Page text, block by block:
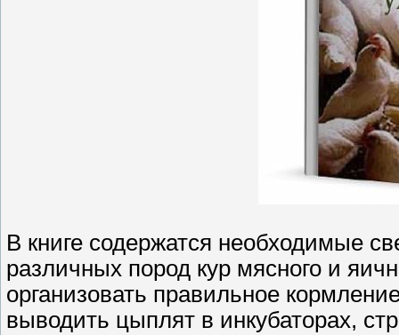
В книге содержатся необходимые
различных пород кур мясного и
организовать правильное
выводить цыплят в инкубаторах,